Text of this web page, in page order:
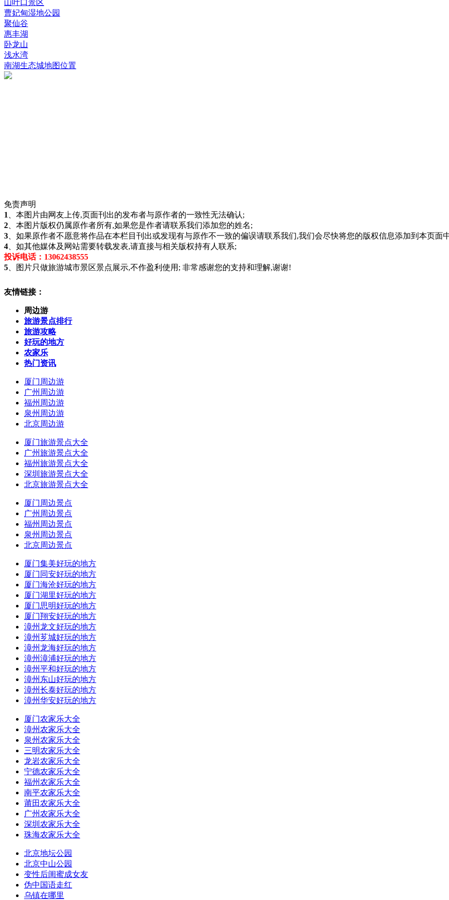
山叶口景区
曹妃甸湿地公园
聚仙谷
惠丰湖
卧龙山
浅水湾
南湖生态城地图位置
免责声明
1
、本图片由网友上传,页面刊出的发布者与原作者的一致性无法确认;
2 、本图片版权仍属原作者所有,如果您是作者请联系我们添加您的姓名;
3 、如果原作者不愿意将作品在本栏目刊出或发现有与原作不一致的偏误请联系我们,我们会尽快将您的版权信息添加到本页面
4 、如其他媒体及网站需要转载发表,请直接与相关版权持有人联系;
投诉电话：13062438555
5 、图片只做旅游城市景区景点展示,不作盈利使用; 非常感谢您的支持和理解,谢谢!
友情链接：
周边游
旅游景点排行
旅游攻略
好玩的地方
农家乐
热门资讯
厦门周边游
广州周边游
福州周边游
泉州周边游
北京周边游
厦门旅游景点大全
广州旅游景点大全
福州旅游景点大全
深圳旅游景点大全
北京旅游景点大全
厦门周边景点
广州周边景点
福州周边景点
泉州周边景点
北京周边景点
厦门集美好玩的地方
厦门同安好玩的地方
厦门海沧好玩的地方
厦门湖里好玩的地方
厦门思明好玩的地方
厦门翔安好玩的地方
漳州龙文好玩的地方
漳州芗城好玩的地方
漳州龙海好玩的地方
漳州漳浦好玩的地方
漳州平和好玩的地方
漳州东山好玩的地方
漳州长泰好玩的地方
漳州华安好玩的地方
厦门农家乐大全
漳州农家乐大全
泉州农家乐大全
三明农家乐大全
龙岩农家乐大全
宁德农家乐大全
福州农家乐大全
南平农家乐大全
莆田农家乐大全
广州农家乐大全
深圳农家乐大全
珠海农家乐大全
北京地坛公园
北京中山公园
变性后闺蜜成女友
伪中国语走红
乌镇在哪里